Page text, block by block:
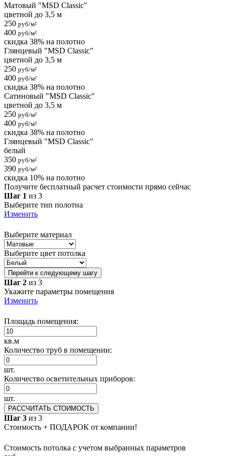
Матовый "MSD Classic"
цветной до 3,5 м
250 руб/м²
400 руб/м²
скидка 38% на полотно
Глянцевый "MSD Classic"
цветной до 3,5 м
250 руб/м²
400 руб/м²
скидка 38% на полотно
Сатиновый "MSD Classic"
цветной до 3,5 м
250 руб/м²
400 руб/м²
скидка 38% на полотно
Глянцевый "MSD Classic"
белый
350 руб/м²
390 руб/м²
скидка 10% на полотно
Получите бесплатный расчет стоимости прямо сейчас
Шаг 1 из 3
Выберите тип полотна
Изменить
Выберите материал
Выберите цвет потолка
Перейти к следующему шагу
Шаг 2 из 3
Укажите параметры помещения
Изменить
Площадь помещения:
кв.м
Количество труб в помещении:
шт.
Количество осветительных приборов:
шт.
РАССЧИТАТЬ СТОИМОСТЬ
Шаг 3 из 3
Стоимость + ПОДАРОК от компании!
Стоимость потолка с учетом выбранных параметров